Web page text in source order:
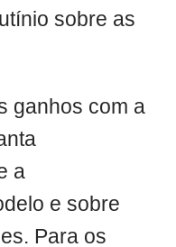
sobre as
ganhos com a
a
e sobre
Para os